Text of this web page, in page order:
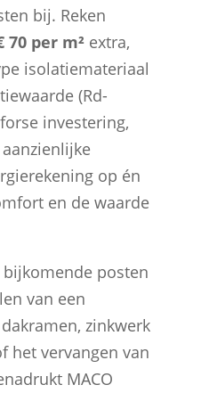
bij. Reken
70 per m²extra,
isolatiemateriaal
(Rd-
investering,
op én
en de waarde
posten
van een
zinkwerk
het vervangen van
MACO